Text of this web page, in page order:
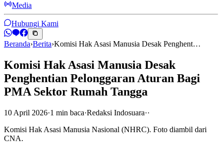
Media
Hubungi Kami
Beranda›Berita›Komisi Hak Asasi Manusia Desak Penghent…
Komisi Hak Asasi Manusia Desak
Penghentian Pelonggaran Aturan Bagi
PMA Sektor Rumah Tangga
10 April 2026·1 min baca·Redaksi Indosuara··
Komisi Hak Asasi Manusia Nasional (NHRC). Foto diambil dari
CNA.